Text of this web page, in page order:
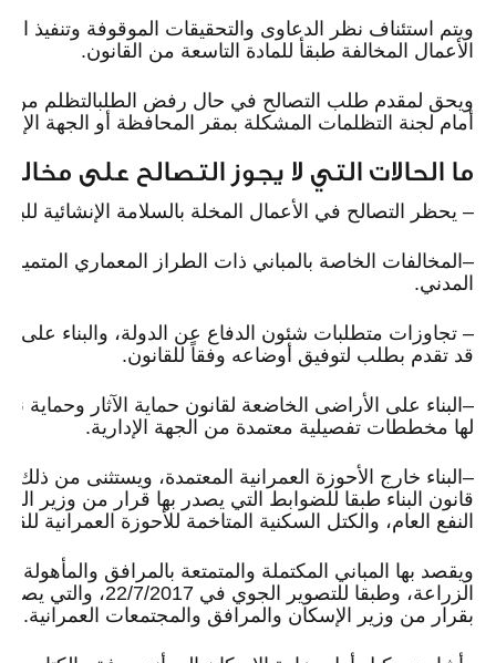
ويتم استئناف نظر الدعاوى والتحقيقات الموقوفة وتنفيذ
الأعمال المخالفة طبقأ للمادة التاسعة من القانون.
ويحق لمقدم طلب التصالح في حال رفض الطلبالتظلم من
أمام لجنة التظلمات المشكلة بمقر المحافظة أو الجهة
ما الحالات التي لا يجوز التصالح على
– يحظر التصالح في الأعمال المخلة بالسلامة الإنشائية
– المخالفات الخاصة بالمباني ذات الطراز المعماري
المدني.
– تجاوزات متطلبات شئون الدفاع عن الدولة، والبناء
قد تقدم بطلب لتوفيق أوضاعه وفقاً للقانون.
– البناء على الأراضى الخاضعة لقانون حماية الآثار وحماية
لها مخططات تفصيلية معتمدة من الجهة الإدارية.
– البناء خارج الأحوزة العمرانية المعتمدة، ويستثنى من
قانون البناء طبقا للضوابط التي يصدر بها قرار من وزير
النفع العام، والكتل السكنية المتاخمة للأحوزة العمرانية
ويقصد بها المباني المكتملة والمتمتعة بالمرافق
الزراعة، وطبقا
بقرار من وزير الإسكان والمرافق والمجتمعات العمرانية.